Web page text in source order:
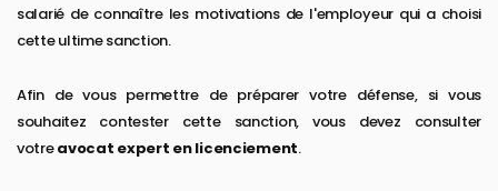
salarié de connaître les motivations de l'employeur qui a choisi
cette ultime sanction.
Afin de vous permettre de préparer votre défense, si vous
souhaitez contester cette sanction, vous devez consulter
votreavocat expert en licenciement.